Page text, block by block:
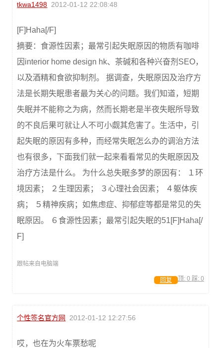
tkwa1498 2012-01-12 22:08:48
[F]Haha[/F]
摘要：食源性因素；最常引起失眠原因的物质有咖啡
因interior home design hk、茶碱和各种兴奋剂SEO，
以及酒精和食欲抑制剂。 据调查，失眠原因及治疗方
法是长期失眠患者最为关心的问题。我们知道，短期
失眠并不能称之为病，然而长期老是半夜失眠所导致
的不良后果可就让人不可小觑其危害了。生活中，引
起失眠的原因有多种，而经常失眠怎么办的调治方法
也有很多，下面我们就一起来看看常见的失眠原因及
治疗方法是什么。 为什么总失眠多梦的原因有： １环
境因素； ２生理因素； ３心理社会因素； ４躯体疾
病； ５精神疾病；如焦虑症、抑郁症等都是常见的失
眠原因。 ６食源性因素；最常引起失眠的51[F]Haha[/
F]
跟帖来自电脑端
顶: 0 踩: 0
回复
个性签名官方网 2012-01-12 12:27:56
哎，也在为火车票愁呢